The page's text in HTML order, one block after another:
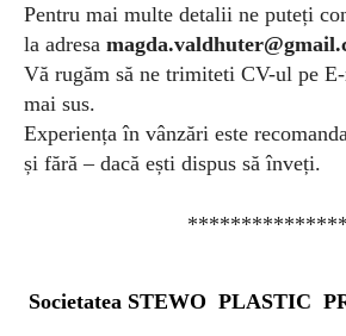
Pentru mai multe detalii ne puteți
la adresa
Vă rugăm să ne trimiteti CV-ul pe
mai sus.
Experiența în vânzări este
și fără – dacă ești dispus să înveți.
***************
Societatea STEWO PLASTIC